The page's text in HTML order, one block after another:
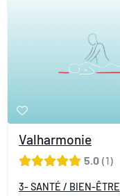
Valharmonie
5.0 1
3- SANTÉ / BIEN-ÊTRE